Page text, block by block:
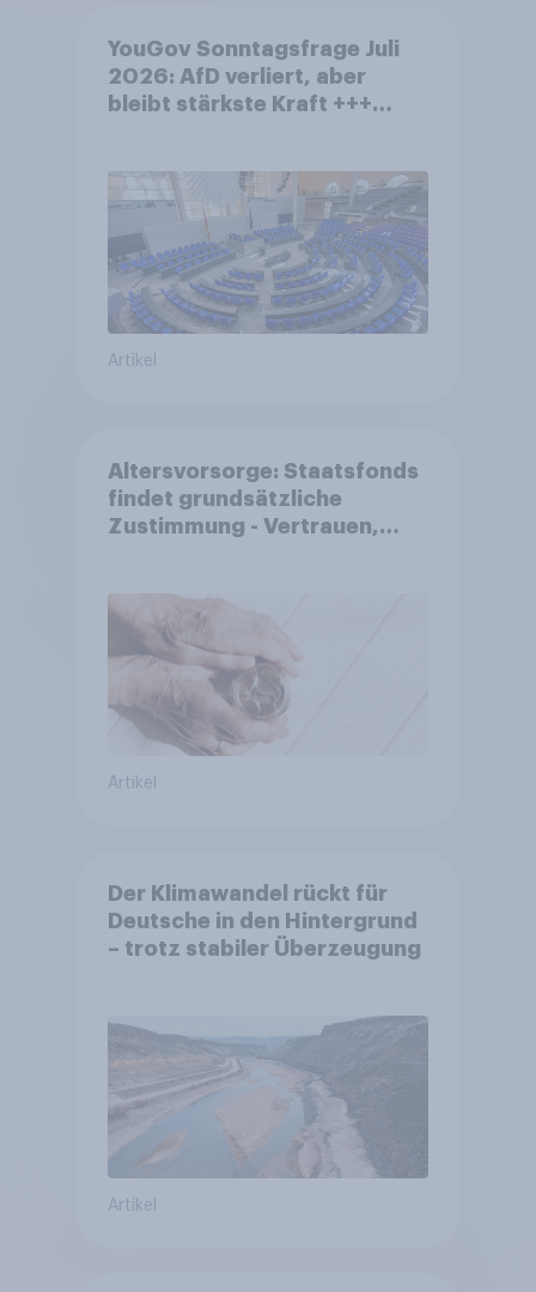
YouGov Sonntagsfrage Juli
2026: AfD verliert, aber
bleibt stärkste Kraft +++
Artikel
Altersvorsorge: Staatsfonds
findet grundsätzliche
Zustimmung - Vertrauen,
Akzeptanz
Artikel
Der Klimawandel rückt für
Deutsche in den Hintergrund
– trotz stabiler Überzeugung
Artikel